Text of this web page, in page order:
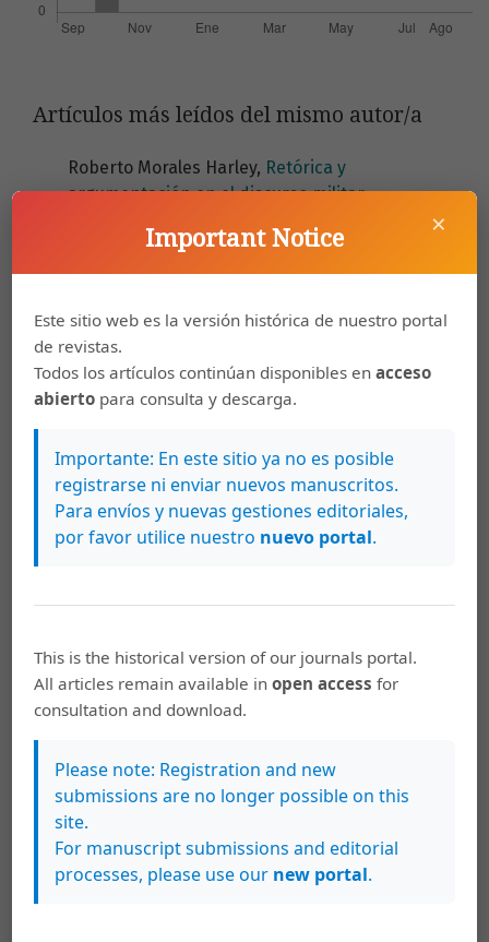
Artículos más leídos del mismo autor/a
Roberto Morales Harley, Retórica y
argumentación en el discurso militar:
Núm. 2 (2013): Káñina (Julio-Diciembre)
Préstamos remotos del sánscrito al español:
comidas, animales, nombres propios
Vol. 42 Núm. 3 (2018): Káñina (Octubre-
Diciembre)
Roberto Morales Harley,
Conectores en griego
antiguo
Káñina: Vol. 41 Núm. 2 (2017): Káñina
(Julio-Diciembre)
Roberto Morales Harley,Épica: definiciones
Káñina número extraordinario
Roberto Morales Harley,La Ilíada y el
Mahābhārata: un diálogo intercultural ,
Vol. 42 Núm. 2 (2018): Káñina (Julio-Setiembre)
categoría mítica en el mundo greco-latino
Káñina: Vol. 36 Núm. 1 (2012): Káñina (Enero-
Junio)
Roberto Morales Harley,Metáforas motivadas
×
Important Notice
Este sitio web es la versión histórica de nuestro portal
de revistas.
Todos los artículos continúan disponibles enacceso
abierto para consulta y descarga.
Importante: En este sitio ya no es posible
registrarse ni enviar nuevos manuscritos.
Para envíos y nuevas gestiones editoriales,
por favor utilice nuestro nuevo portal.
This is the historical version of our journals portal.
All articles remain available inopen access for
consultation and download.
Please note: Registration and new
submissions are no longer possible on this
site.
For manuscript submissions and editorial
processes, please use our new portal.